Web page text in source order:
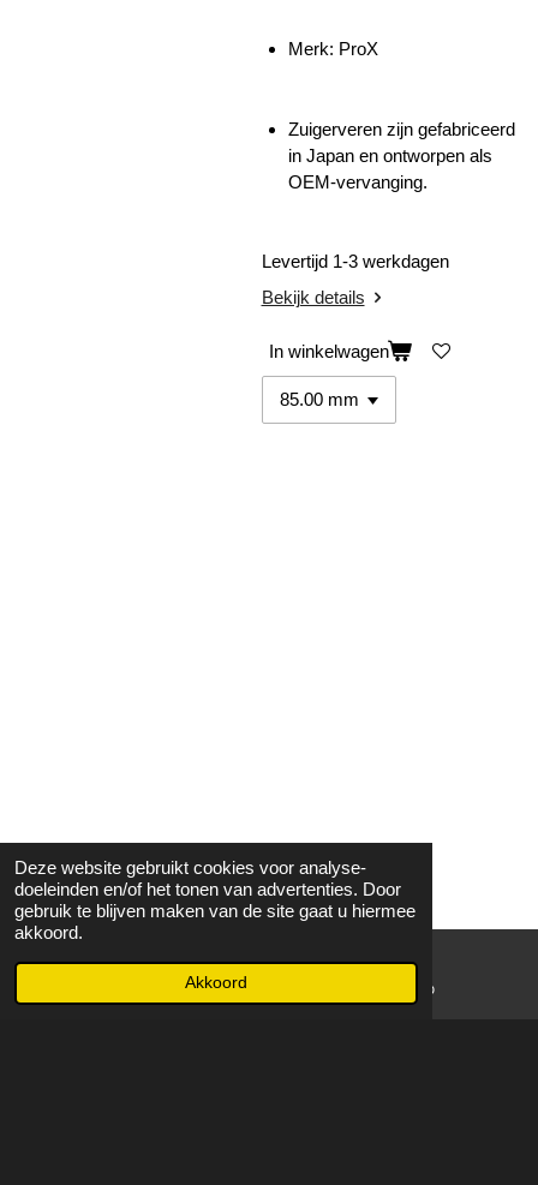
Deze website gebruikt cookies voor analyse-
doeleinden en/of het tonen van advertenties. Door
gebruik te blijven maken van de site gaat u hiermee
akkoord.
Akkoord
Merk: ProX
Zuigerveren zijn gefabriceerd
in Japan en ontworpen als
OEM-vervanging.
Levertijd 1-3 werkdagen
Bekijk details
In winkelwagen
WhatsApp